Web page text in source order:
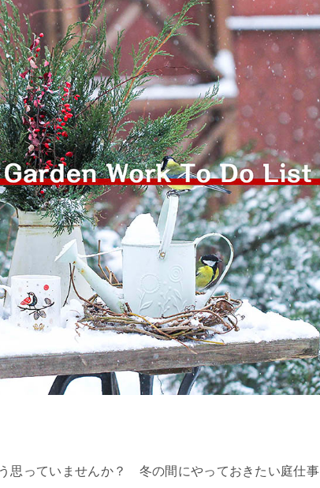
思っていませんか？ 冬の間にやっておきたい庭仕事